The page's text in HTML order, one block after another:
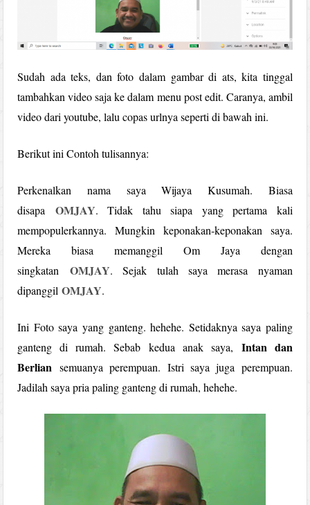
Sudah ada teks, dan foto dalam gambar di ats, kita tinggal
tambahkan video saja ke dalam menu post edit. Caranya, ambil
video dari youtube, lalu copas urlnya seperti di bawah ini.
Berikut ini Contoh tulisannya:
Perkenalkan nama saya Wijaya Kusumah. Biasa
disapa OMJAY. Tidak tahu siapa yang pertama kali
mempopulerkannya. Mungkin keponakan-keponakan saya.
Mereka biasa memanggil Om Jaya dengan
singkatan OMJAY. Sejak tulah saya merasa nyaman
dipanggilOMJAY.
Ini Foto saya yang ganteng. hehehe. Setidaknya saya paling
ganteng di rumah. Sebab kedua anak saya, Intan dan
Berlian semuanya perempuan. Istri saya juga perempuan.
Jadilah saya pria paling ganteng di rumah, hehehe.